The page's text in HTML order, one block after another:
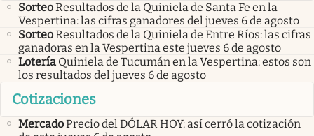
SorteoResultados de la Quiniela de Santa Fe en la
Vespertina: las cifras ganadores del jueves 6 de agosto
SorteoResultados de la Quiniela de Entre Ríos: las cifras
ganadoras en la Vespertina este jueves 6 de agosto
Lotería Quiniela de Tucumán en la Vespertina: estos son
los resultados del jueves 6 de agosto
Cotizaciones
MercadoPrecio del DÓLAR HOY: así cerró la cotización